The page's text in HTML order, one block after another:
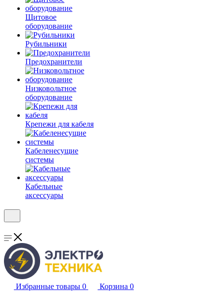
Щитовое
оборудование
Рубильники
Предохранители
Низковольтное
оборудование
Крепежи для кабеля
Кабеленесущие
системы
Кабельные
аксессуары
Избранные товары 0 Корзина 0